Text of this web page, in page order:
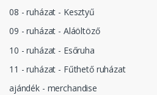
08 - ruházat - Kesztyű
09 - ruházat - Aláöltöző
10 - ruházat - Esőruha
11 - ruházat - Fűthető ruházat
ajándék - merchandise